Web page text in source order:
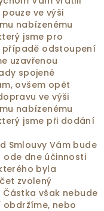
ve výši
nabízenému
jsme pro
případě odstoupení
uzavřenou
spojené
ovšem opět
ve výši
nabízenému
jsme při dodání
Smlouvy Vám bude
ode dne účinnosti
byla
zvolený
však nebude
obdržíme, nebo